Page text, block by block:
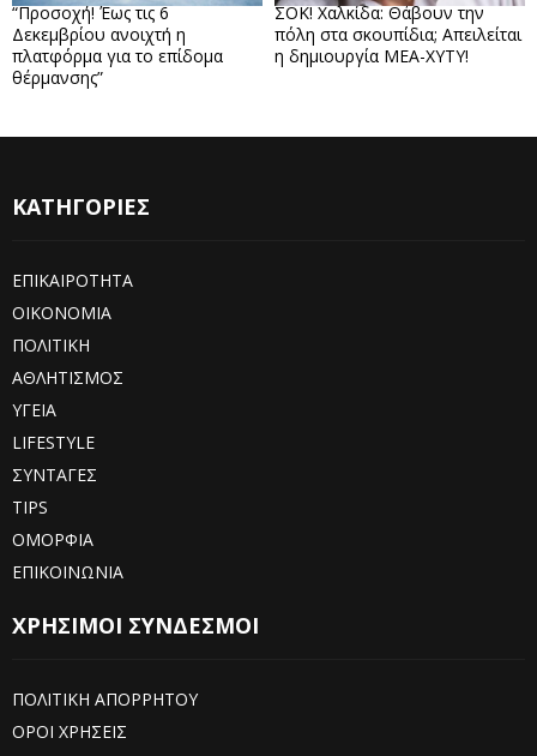
“Προσοχή! Έως τις 6
Δεκεμβρίου ανοιχτή η
πλατφόρμα για το επίδομα
θέρμανσης”
ΣΟΚ! Χαλκίδα: Θάβουν την
πόλη στα σκουπίδια; Απειλείται
η δημιουργία ΜΕΑ-ΧΥΤΥ!
ΚΑΤΗΓΟΡΙΕΣ
ΕΠΙΚΑΙΡΟΤΗΤΑ
ΟΙΚΟΝΟΜΙΑ
ΠΟΛΙΤΙΚΗ
ΑΘΛΗΤΙΣΜΟΣ
ΥΓΕΙΑ
LIFESTYLE
ΣΥΝΤΑΓΕΣ
TIPS
ΟΜΟΡΦΙΑ
ΕΠΙΚΟΙΝΩΝΙΑ
ΧΡΗΣΙΜΟΙ ΣΥΝΔΕΣΜΟΙ
ΠΟΛΙΤΙΚΗ ΑΠΟΡΡΗΤΟΥ
ΟΡΟΙ ΧΡΗΣΕΙΣ